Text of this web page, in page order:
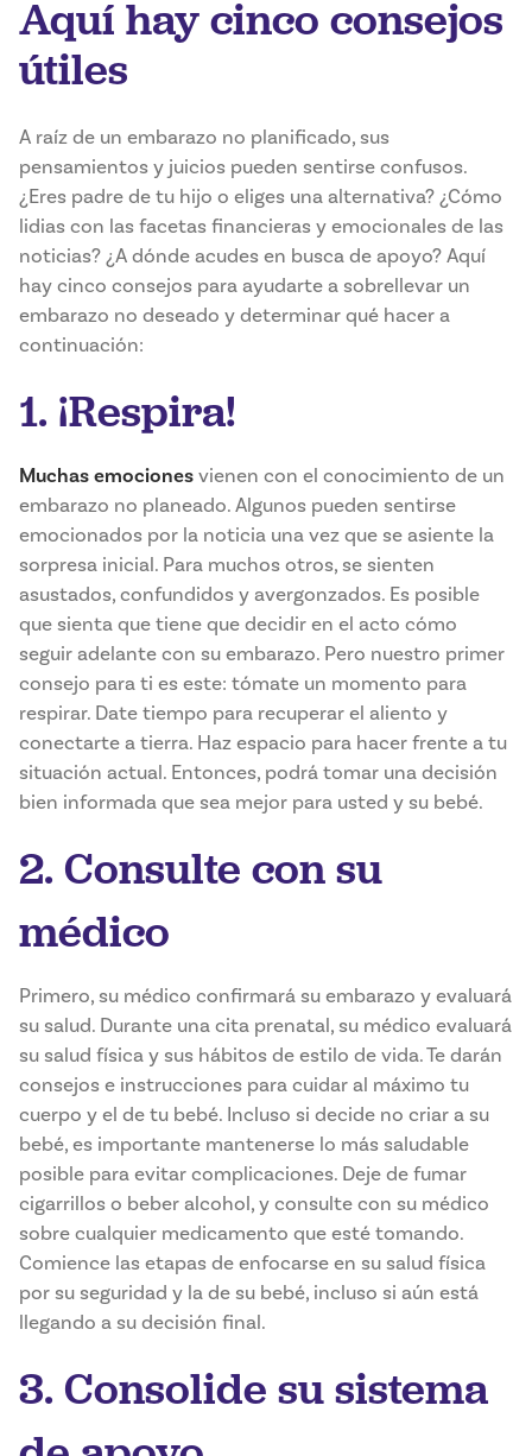
Aquí hay cinco consejos
útiles
A raíz de un embarazo no planificado, sus
pensamientos y juicios pueden sentirse confusos.
¿Eres padre de tu hijo o eliges una alternativa? ¿Cómo
lidias con las facetas financieras y emocionales de las
noticias? ¿A dónde acudes en busca de apoyo? Aquí
hay cinco consejos para ayudarte a sobrellevar un
embarazo no deseado y determinar qué hacer a
continuación:
1. ¡Respira!
Muchas emocionesvienen con el conocimiento de un
embarazo no planeado. Algunos pueden sentirse
emocionados por la noticia una vez que se asiente la
sorpresa inicial. Para muchos otros, se sienten
asustados, confundidos y avergonzados. Es posible
que sienta que tiene que decidir en el acto cómo
seguir adelante con su embarazo. Pero nuestro primer
consejo para ti es este: tómate un momento para
respirar. Date tiempo para recuperar el aliento y
conectarte a tierra. Haz espacio para hacer frente a tu
situación actual. Entonces, podrá tomar una decisión
bien informada que sea mejor para usted y su bebé.
2. Consulte con su
médico
Primero, su médico confirmará su embarazo y evaluará
su salud. Durante una cita prenatal, su médico evaluará
su salud física y sus hábitos de estilo de vida. Te darán
consejos e instrucciones para cuidar al máximo tu
cuerpo y el de tu bebé. Incluso si decide no criar a su
bebé, es importante mantenerse lo más saludable
posible para evitar complicaciones. Deje de fumar
cigarrillos o beber alcohol, y consulte con su médico
sobre cualquier medicamento que esté tomando.
Comience las etapas de enfocarse en su salud física
por su seguridad y la de su bebé, incluso si aún está
llegando a su decisión final.
3. Consolide su sistema